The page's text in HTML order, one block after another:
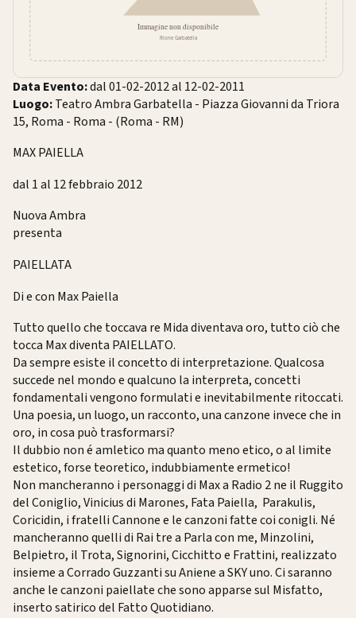
Data Evento:dal01-02-2012al 12-02-2011
Luogo:Teatro Ambra Garbatella - Piazza Giovanni da Triora
15, Roma - Roma - (Roma - RM)
MAX PAIELLA
dal 1 al 12 febbraio 2012
Nuova Ambra
presenta
PAIELLATA
Di e con Max Paiella
Tutto quello che toccava re Mida diventava oro, tutto ciò che
tocca Max diventa PAIELLATO.
Da sempre esiste il concetto di interpretazione. Qualcosa
succede nel mondo e qualcuno la interpreta, concetti
fondamentali vengono formulati e inevitabilmente ritoccati.
Una poesia, un luogo, un racconto, una canzone invece che in
oro, in cosa può trasformarsi?
Il dubbio non é amletico ma quanto meno etico, o al limite
estetico, forse teoretico, indubbiamente ermetico!
Non mancheranno i personaggi di Max a Radio 2 ne il Ruggito
del Coniglio, Vinicius di Marones, Fata Paiella, Parakulis,
Coricidin, i fratelli Cannone e le canzoni fatte coi conigli. Né
mancheranno quelli di Rai tre a Parla con me, Minzolini,
Belpietro, il Trota, Signorini, Cicchitto e Frattini, realizzato
insieme a Corrado Guzzanti su Aniene a SKY uno. Ci saranno
anche le canzoni paiellate che sono apparse sul Misfatto,
inserto satirico del Fatto Quotidiano.